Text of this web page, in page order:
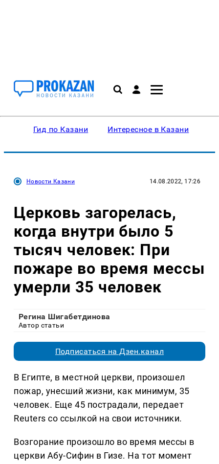
Гид по Казани Интересное в Казани
Новости Казани 14.08.2022, 17:26
Церковь загорелась,
когда внутри было 5
тысяч человек: При
пожаре во время мессы
умерли 35 человек
Регина Шигабетдинова
Автор статьи
Подписаться на Дзен.канал
В Египте, в местной церкви, произошел
пожар, унесший жизни, как минимум, 35
человек. Еще 45 пострадали, передает
Reuters со ссылкой на свои источники.
Возгорание произошло во время мессы в
церкви Абу-Сифин в Гизе. На тот момент